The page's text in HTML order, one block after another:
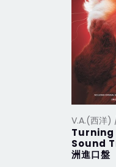
V.A.(西洋)
Turning
Sound
洲進口盤